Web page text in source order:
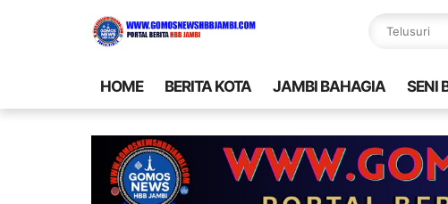
HOME BERITA KOTA JAMBI BAHAGIA SENI